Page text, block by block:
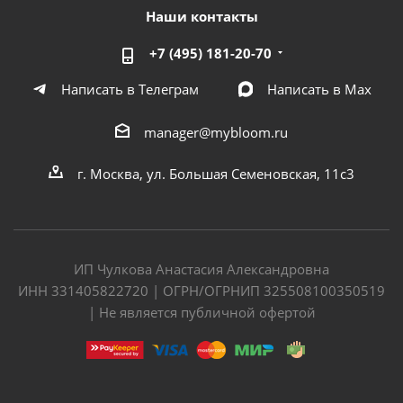
Наши контакты
+7 (495) 181-20-70
Написать в Телеграм
Написать в Мах
manager@mybloom.ru
г. Москва, ул. Большая Семеновская, 11с3
ИП Чулкова Анастасия Александровна
ИНН 331405822720 | ОГРН/ОГРНИП 325508100350519
| Не является публичной офертой